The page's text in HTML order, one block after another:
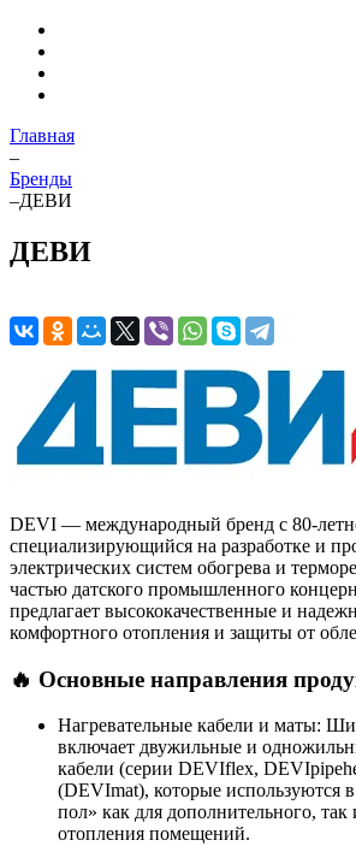
Главная
–
Бренды
–ДЕВИ
ДЕВИ
DEVI — международный бренд с 80-
специализирующийся на разработке и
электрических систем обогрева и
частью датского промышленного
предлагает высококачественные и
комфортного отопления и защиты от
🔥 Основные направления
Нагревательные кабели и маты:
включает двужильные и
кабели (серии DEVIflex,
(DEVImat), которые используются
пол» как для дополнительного, так
отопления помещений.